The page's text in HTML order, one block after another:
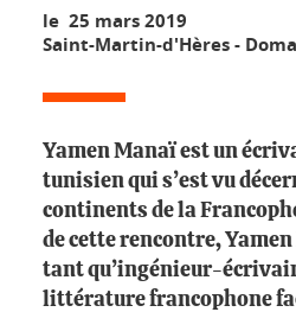
le 25 mars 2019
Saint-Martin-d'Hères -
Yamen Manaï est un
tunisien qui s’est vu
continents de la
de cette rencontre,
tant qu’ingénieur-
littérature francophone